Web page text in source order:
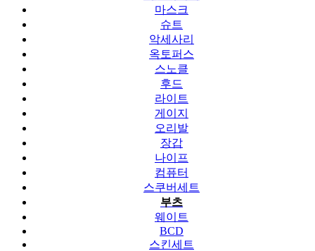
마스크
슈트
악세사리
옥토퍼스
스노클
후드
라이트
게이지
오리발
장갑
나이프
컴퓨터
스쿠버세트
부츠
웨이트
BCD
스킨세트